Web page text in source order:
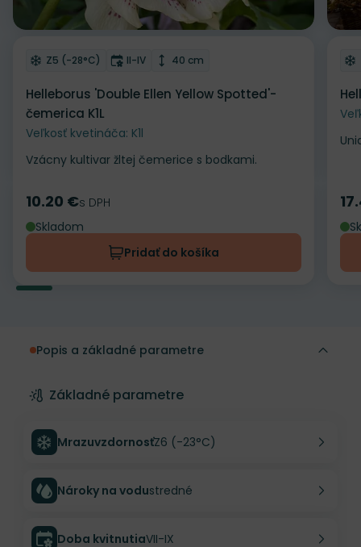
Odober do zoznamu želaní
Mrazuvzdornosť
Z5 (-28°C) Doba kvitnutia
II-IV Výška rastliny
40 cm
Helleborus 'Double Ellen Yellow Spotted'-
čemerica K1L
Veľkosť kvetináča: K1l
Vzácny kultivar žltej čemerice s bodkami.
Cena
10.20 €s DPH
Skladom
Pridať do košíka
Popis a základné parametre
Základné parametre
MrazuvzdornosťZ6 (-23°C)
Nároky na vodustredné
Doba kvitnutiaVII-IX